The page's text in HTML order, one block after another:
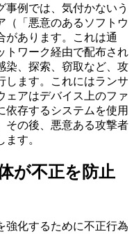
例では、気付かないう
（「悪意のあるソフトウ
があります。これは通
トワーク経由で配布され
染、探索、窃取など、攻
します。これにはランサ
ェアはデバイス上のファ
依存するシステムを使用
その後、悪意ある攻撃者
す。
が不正を防止
強化するために不正行為